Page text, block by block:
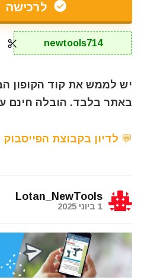
לרכישה
newtools714
יש לממש את קוד הקופון
באתר בלבד. הובלה חינם
💬 לדיון בקבוצת הפייסבוק
Lotan_NewTools
1 ביוני 2025